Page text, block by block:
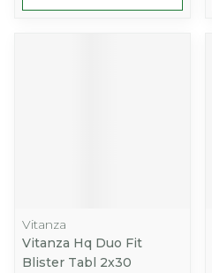
Vitanza
Vitanza Hq Duo Fit
Blister Tabl 2x30